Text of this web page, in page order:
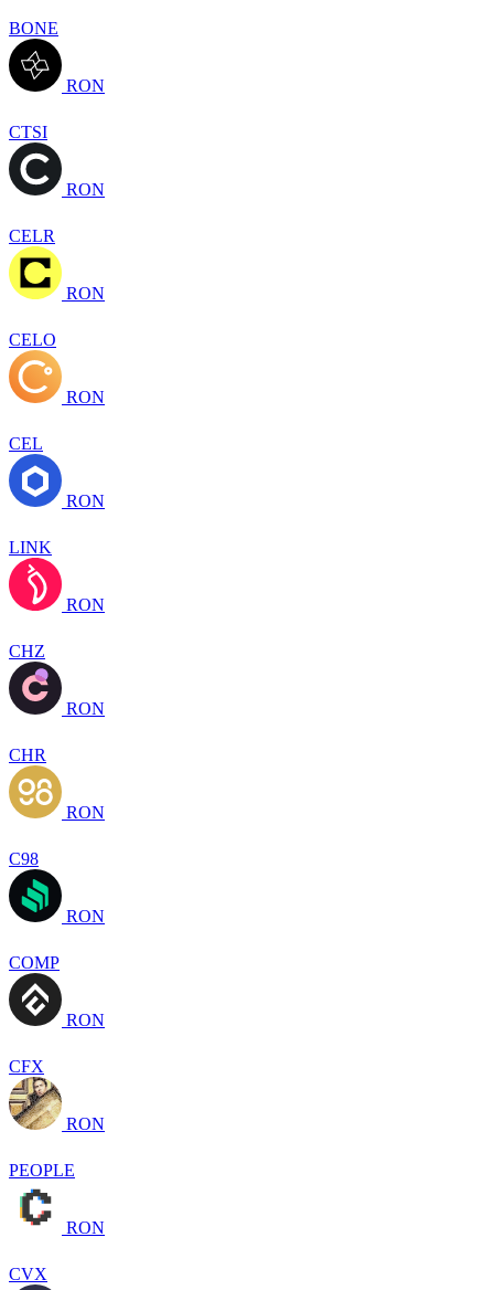
BONE
RON
CTSI
RON
CELR
RON
CELO
RON
CEL
RON
LINK
RON
CHZ
RON
CHR
RON
C98
RON
COMP
RON
CFX
RON
PEOPLE
RON
CVX